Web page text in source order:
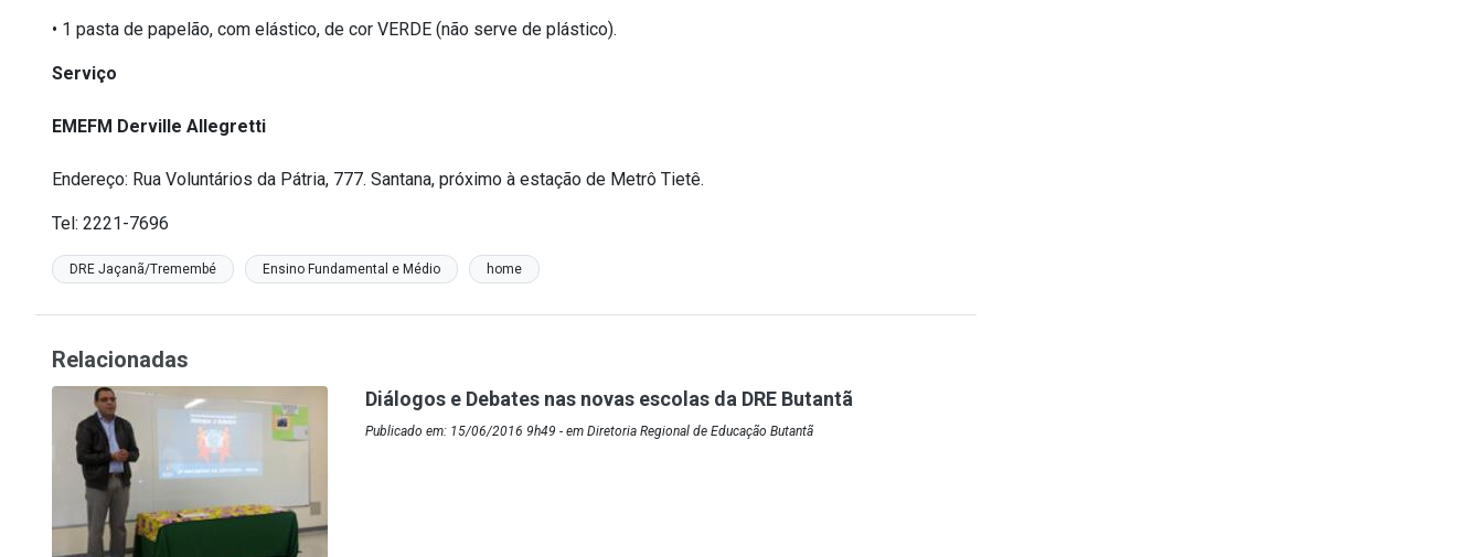
• 1 pasta de papelão, com elástico, de cor VERDE (não serve de plástico).
Serviço
EMEFM Derville Allegretti
Endereço: Rua Voluntários da Pátria, 777. Santana, próximo à estação de Metrô Tietê.
Tel: 2221-7696
DRE Jaçanã/Tremembé Ensino Fundamental e Médio home
Relacionadas
Diálogos e Debates nas novas escolas da DRE Butantã
Publicado em: 15/06/2016 9h49 - em Diretoria Regional de Educação Butantã